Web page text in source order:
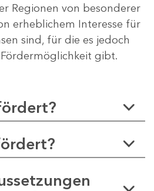
Regionen von besonderer
erheblichem Interesse für
sind, für die es jedoch
gibt.